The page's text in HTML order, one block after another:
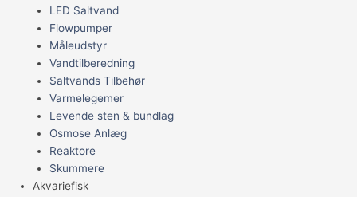
LED Saltvand
Flowpumper
Måleudstyr
Vandtilberedning
Saltvands Tilbehør
Varmelegemer
Levende sten & bundlag
Osmose Anlæg
Reaktore
Skummere
Akvariefisk